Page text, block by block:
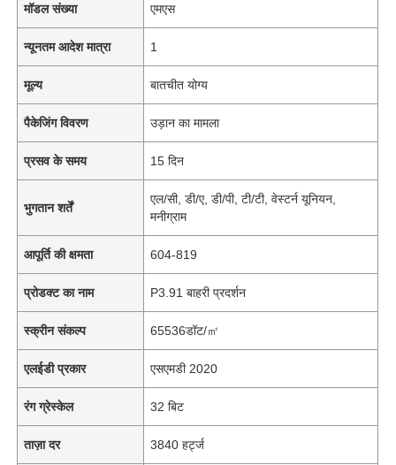
मॉडल संख्या एमएस
न्यूनतम आदेश मात्रा 1
मूल्य बातचीत योग्य
पैकेजिंग विवरण उड़ान का मामला
प्रसव के समय 15 दिन
भुगतान शर्तें
एल/सी, डी/ए, डी/पी, टी/टी, वेस्टर्न यूनियन,
मनीग्राम
आपूर्ति की क्षमता 604-819
प्रोडक्ट का नाम P3.91 बाहरी प्रदर्शन
स्क्रीन संकल्प 65536डॉट/㎡
एलईडी प्रकार एसएमडी 2020
रंग ग्रेस्केल 32 बिट
ताज़ा दर 3840 हर्ट्ज